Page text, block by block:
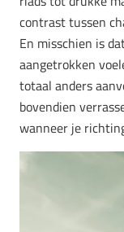
contrast tussen
En misschien is
aangetrokken
totaal anders
bovendien
wanneer je